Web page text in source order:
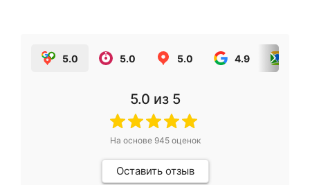
5.0 5.0 5.0 4.9
5.0 из 5
На основе 945оценок
Оставить отзыв